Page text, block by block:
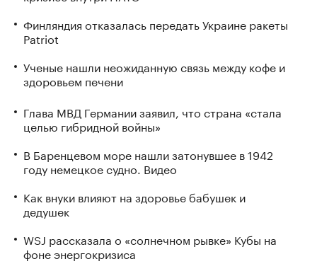
Финляндия отказалась передать Украине ракеты
Patriot
Ученые нашли неожиданную связь между кофе и
здоровьем печени
Глава МВД Германии заявил, что страна «стала
целью гибридной войны»
В Баренцевом море нашли затонувшее в 1942
году немецкое судно. Видео
Как внуки влияют на здоровье бабушек и
дедушек
WSJ рассказала о «солнечном рывке» Кубы на
фоне энергокризиса